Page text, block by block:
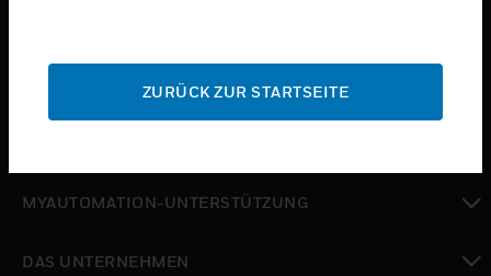
toggle view
toggle view
MYAUTOMATION-UNTERSTÜTZUNG
DAS UNTERNEHMEN
ZURÜCK ZUR STARTSEITE